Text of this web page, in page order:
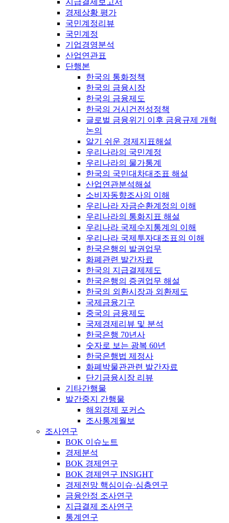
지급결제보고서
경제상황 평가
국민계정리뷰
국민계정
기업경영분석
산업연관표
단행본
한국의 통화정책
한국의 금융시장
한국의 금융제도
한국의 거시건전성정책
글로벌 금융위기 이후 금융규제 개혁
논의
알기 쉬운 경제지표해설
우리나라의 국민계정
우리나라의 물가통계
한국의 국민대차대조표 해설
산업연관분석해설
소비자동향조사의 이해
우리나라 자금순환계정의 이해
우리나라의 통화지표 해설
우리나라 국제수지통계의 이해
우리나라 국제투자대조표의 이해
한국은행의 발권업무
화폐관련 발간자료
한국의 지급결제제도
한국은행의 증권업무 해설
한국의 외환시장과 외환제도
국제금융기구
중국의 금융제도
국제경제리뷰 및 분석
한국은행 70년사
숫자로 보는 광복 60년
한국은행법 제정사
화폐박물관관련 발간자료
단기금융시장 리뷰
기타간행물
발간중지 간행물
해외경제 포커스
조사통계월보
조사연구
BOK 이슈노트
경제분석
BOK 경제연구
BOK 경제연구 INSIGHT
경제전망 핵심이슈·심층연구
금융안정 조사연구
지급결제 조사연구
통계연구